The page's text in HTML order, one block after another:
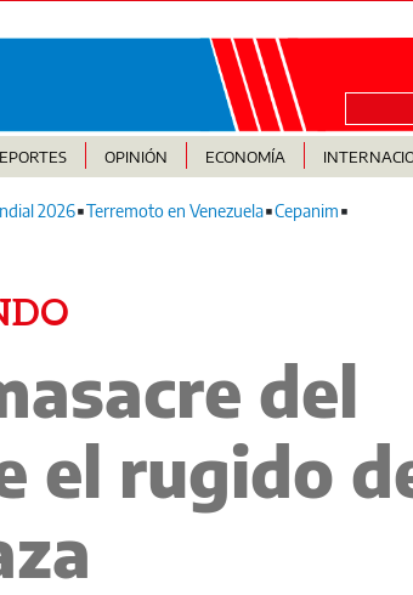
OPINIÓN ECONOMÍA
2026 Terremoto en Venezuela Cepanim
del
el rugido